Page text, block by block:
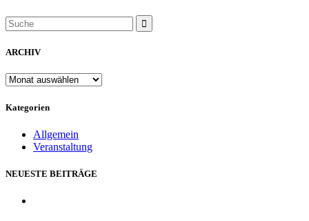
ARCHIV
ARCHIV
Kategorien
Allgemein
Veranstaltung
NEUESTE BEITRÄGE